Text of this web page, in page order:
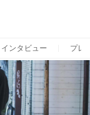
インタビュー プレ